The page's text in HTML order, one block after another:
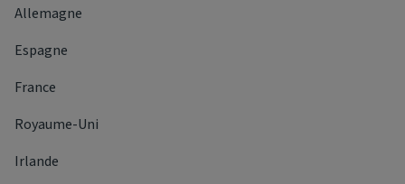
Allemagne
Espagne
France
Royaume-Uni
Irlande